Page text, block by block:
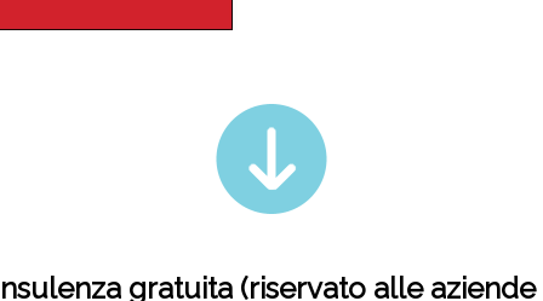
gratuita (riservato alle